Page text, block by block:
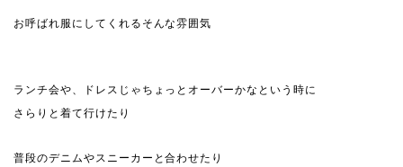
お呼ばれ服にしてくれるそんな雰囲気
ランチ会や、ドレスじゃちょっとオーバーかなという時に
さらりと着て行けたり
普段のデニムやスニーカーと合わせたり